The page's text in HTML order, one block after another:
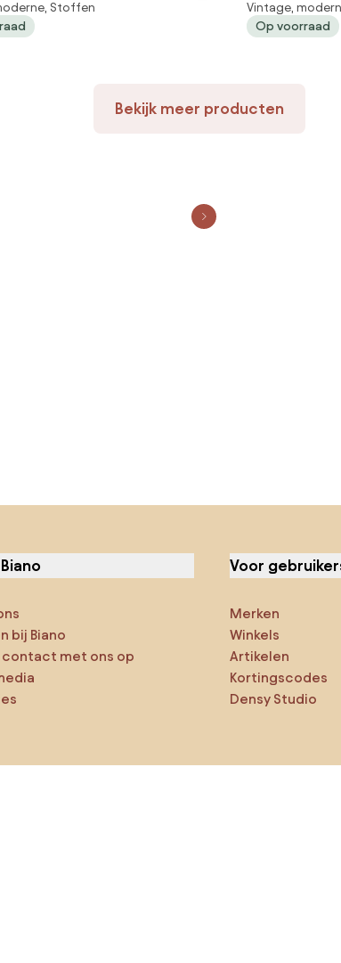
Stoffen
Vintage,
Op voorraad
Bekijk meer producten
bij Biano
contact met ons op
Voor
Merken
Winkels
Artikelen
Kortingscodes
Densy Studio